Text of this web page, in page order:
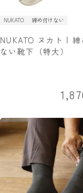
NUKATO 締め付けない
NUKATO ヌカト | 締
ない靴下（特大）